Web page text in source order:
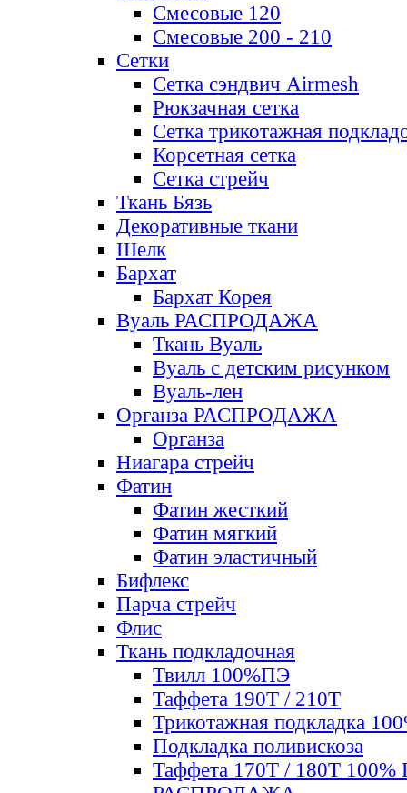
Смесовые 120
Смесовые 200 - 210
Сетки
Сетка сэндвич Airmesh
Рюкзачная сетка
Сетка трикотажная
Корсетная сетка
Сетка стрейч
Ткань Бязь
Декоративные ткани
Шелк
Бархат
Бархат Корея
Вуаль РАСПРОДАЖА
Ткань Вуаль
Вуаль с детским рисунком
Вуаль-лен
Органза РАСПРОДАЖА
Органза
Ниагара стрейч
Фатин
Фатин жесткий
Фатин мягкий
Фатин элаcтичный
Бифлекс
Парча стрейч
Флис
Ткань подкладочная
Твилл 100%ПЭ
Таффета 190Т / 210Т
Трикотажная подкладка
Подкладка поливискоза
Таффета 170Т / 180Т 100%